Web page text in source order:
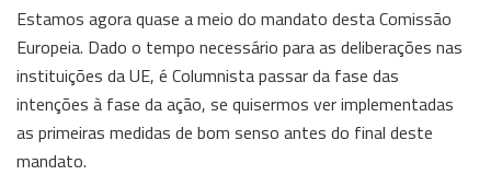
Estamos agora quase a meio do mandato desta Comissão
Europeia. Dado o tempo necessário para as deliberações nas
instituições da UE, é Columnista passar da fase das
intenções à fase da ação, se quisermos ver implementadas
as primeiras medidas de bom senso antes do final deste
mandato.